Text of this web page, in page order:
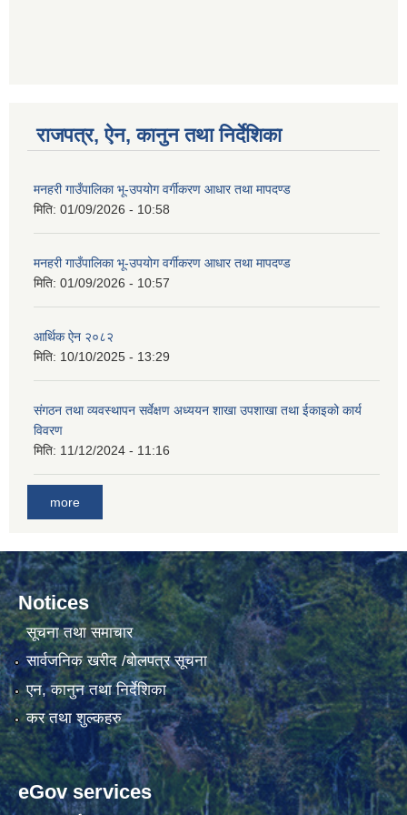
राजपत्र, ऐन, कानुन तथा निर्देशिका
मनहरी गाउँपालिका भू-उपयोग वर्गीकरण आधार तथा मापदण्ड
मिति: 01/09/2026 - 10:58
मनहरी गाउँपालिका भू-उपयोग वर्गीकरण आधार तथा मापदण्ड
मिति: 01/09/2026 - 10:57
आर्थिक ऐन २०८२
मिति: 10/10/2025 - 13:29
संगठन तथा व्यवस्थापन सर्वेक्षण अध्ययन शाखा उपशाखा तथा ईकाइको कार्य
विवरण
मिति: 11/12/2024 - 11:16
more
Notices
सूचना तथा समाचार
सार्वजनिक खरीद /बोलपत्र सूचना
एन, कानुन तथा निर्देशिका
कर तथा शुल्कहरु
eGov services